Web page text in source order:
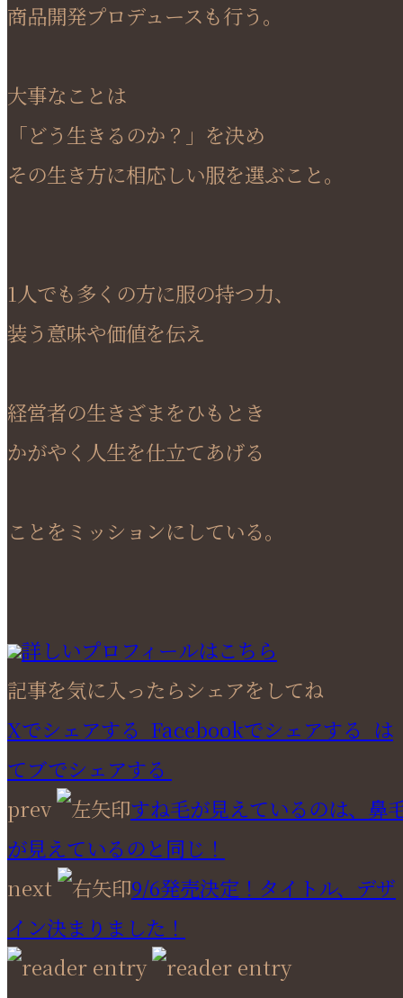
商品開発プロデュースも行う。
大事なことは
「どう生きるのか？」を決め
その生き方に相応しい服を選ぶこと。
1人でも多くの方に服の持つ力、
装う意味や価値を伝え
経営者の生きざまをひもとき
かがやく人生を仕立てあげる
ことをミッションにしている。
詳しいプロフィールはこちら
記事を気に入ったらシェアをしてね
Xでシェアする Facebookでシェアする は
てブでシェアする
prev
すね毛が見えているのは、鼻
が見えているのと同じ！
next
9/6発売決定！タイトル、デザ
イン決まりました！